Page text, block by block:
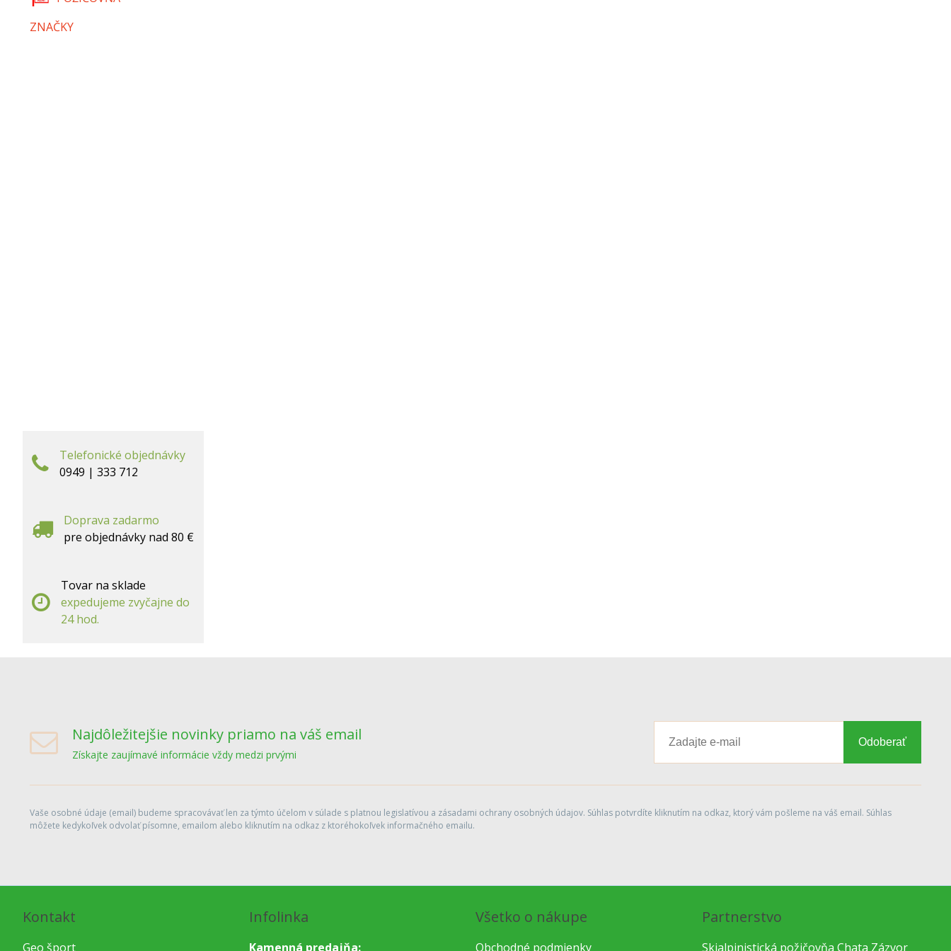
ZNAČKY
Telefonické objednávky
0949 | 333 712
Doprava zadarmo
pre objednávky nad 80 €
Tovar na sklade
expedujeme zvyčajne do
24 hod.
Najdôležitejšie novinky priamo na váš email
Získajte zaujímavé informácie vždy medzi prvými
Odoberať
Vaše osobné údaje (email) budeme spracovávať len za týmto účelom v súlade s platnou legislatívou a zásadami ochrany osobných údajov. Súhlas potvrdíte kliknutím na odkaz, ktorý vám pošleme na váš email. Súhlas
môžete kedykoľvek odvolať písomne, emailom alebo kliknutím na odkaz z ktoréhokoľvek informačného emailu.
Kontakt
Geo šport
Infolinka
Kamenná predajňa:
Všetko o nákupe
Obchodné podmienky
Partnerstvo
Skialpinistická požičovňa Chata Zázvor